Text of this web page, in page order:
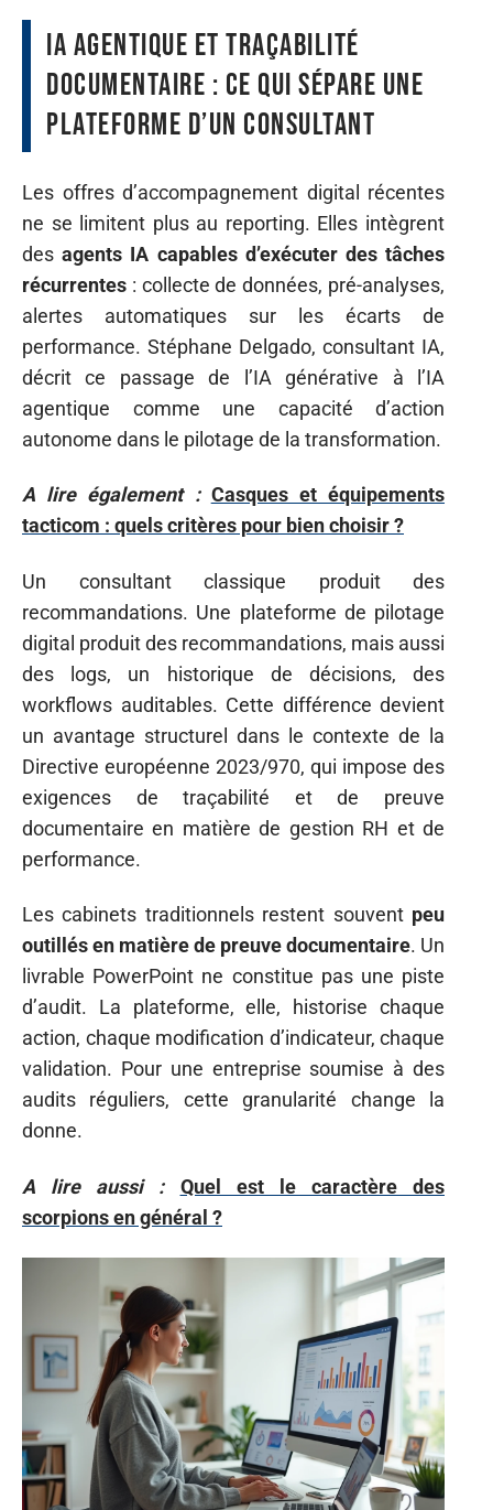
IA agentique et traçabilité
documentaire : ce qui sépare une
plateforme d’un consultant
Les offres d’accompagnement digital récentes
ne se limitent plus au reporting. Elles intègrent
desagents IA capables d’exécuter des tâches
récurrentes : collecte de données, pré-analyses,
alertes automatiques sur les écarts de
performance. Stéphane Delgado, consultant IA,
décrit ce passage de l’IA générative à l’IA
agentique comme une capacité d’action
autonome dans le pilotage de la transformation.
A lire également : Casques et équipements
tacticom : quels critères pour bien choisir ?
Un consultant classique produit des
recommandations. Une plateforme de pilotage
digital produit des recommandations, mais aussi
des logs, un historique de décisions, des
workflows auditables. Cette différence devient
un avantage structurel dans le contexte de la
Directive européenne 2023/970, qui impose des
exigences de traçabilité et de preuve
documentaire en matière de gestion RH et de
performance.
Les cabinets traditionnels restent souvent peu
outillés en matière de preuve documentaire. Un
livrable PowerPoint ne constitue pas une piste
d’audit. La plateforme, elle, historise chaque
action, chaque modification d’indicateur, chaque
validation. Pour une entreprise soumise à des
audits réguliers, cette granularité change la
donne.
A lire aussi :
Quel est le caractère des
scorpions en général ?